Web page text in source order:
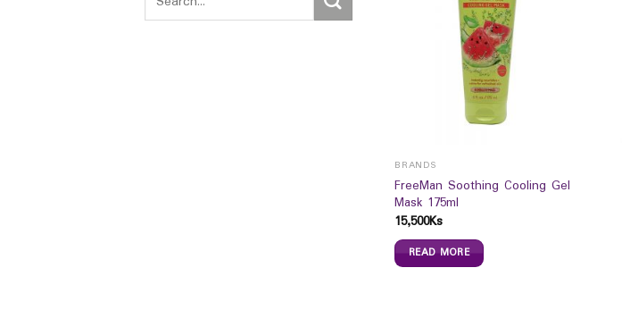
BRANDS
FreeMan Soothing Cooling Gel
Mask 175ml
15,500Ks
READ MORE